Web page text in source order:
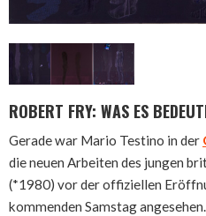
ROBERT FRY: WAS ES
Gerade war Mario Testino in der
die neuen Arbeiten des jungen
(*1980) vor der offiziellen
kommenden Samstag